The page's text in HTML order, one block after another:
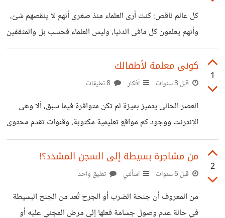
محل تجارب، كل أم تربى على هواها حسب ماتربت هى أو تختار
تربى وفق قواعدها هى، بصرف النظر إن
كل عالم ناقص: كنت أرى العلماء منذ صغرى أنهم لا ينقصهم شئ،
وأنهم يعلمون كل مافى الدنيا، وليس العلماء فحسب بل والمثقفين
أيضاً. فكان لدى قريب كما يقال عن أمثاله دودة كتب، كثير
القراءة، وفى كل المجالات، وكنت عندما أسأله عن أى معلومة
أجده لديه خلفية جيدة عنها، وتمنيت أن أكون مثله. وكبرت على
إلى أن اكتشفت الحقيقة الصامدة، فلا يوجد عالم يعلم كل شىء
على الحياة بأكملها! فهناك
1
كونى معلمة لأطفالك
قبل 3 سنوات أفكار
العصر الحالى يتميز بميزة لم تكن متوافرة فيما سبق، ألا وهى
الإنترنت ووجود كم مواقع تعليمية مكتوبة، وقنوات تقدم محتوى
مرئى ومسموع، ومع ذلك مازالت الأمهات تلجأ للدروس
الخصوصية! لا أعلم إن كان السبب هو الكسل أم الإنشغال كأن
تكون الأم موظفة مثلاً ووقتها ضيق، ولكن أعتقد أن السبب
يفيدنا بدلاً من التسلية فقط. فلقد سبق وكتبت مقالة عن هذا
2
من مشاجرة بسيطة إلى السجن المشدد؟!
قبل 5 سنوات اسألني تعليق واحد
من المعروف أن جنحة الضرب أو الجرح تُعد من الجنح البسيطة
في حالة عدم وصول جسامة فعلها إلى مرض المجني عليه أو